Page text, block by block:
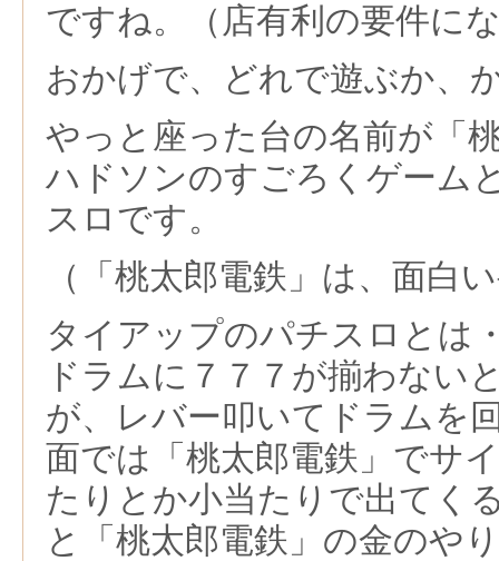
ですね。（店有利の要件に
おかげで、どれで遊ぶか、
やっと座った台の名前が「
ハドソンのすごろくゲーム
スロです。
（「桃太郎電鉄」は、面白
タイアップのパチスロとは
ドラムに７７７が揃わない
が、レバー叩いてドラムを
面では「桃太郎電鉄」でサ
たりとか小当たりで出てく
と「桃太郎電鉄」の金のや